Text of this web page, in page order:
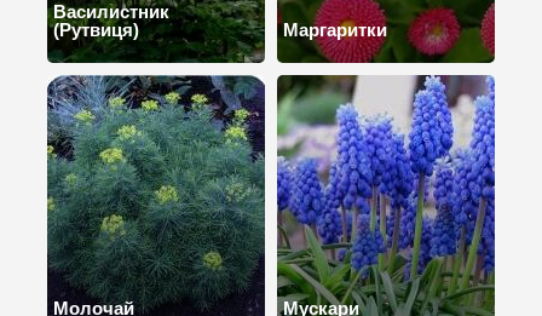
Василистник
(Рутвиця)
Маргаритки
Молочай Мускари